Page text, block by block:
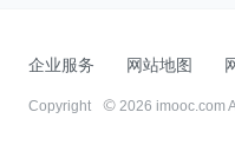
企业服务 网站地图
Copyright 2026 imooc.com